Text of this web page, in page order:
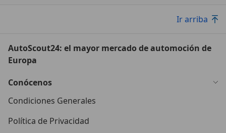
Ir arriba
AutoScout24: el mayor mercado de automoción de
Europa
Conócenos
Condiciones Generales
Política de Privacidad